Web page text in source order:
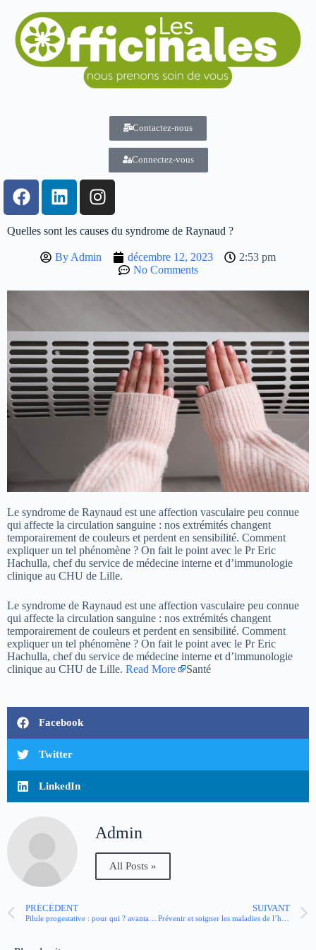
Contactez-nous
Connectez-vous
Quelles sont les causes du syndrome de Raynaud ?
By Admin décembre 12, 2023
2:53 pm
No Comments
Le syndrome de Raynaud est une affection vasculaire peu connue
qui affecte la circulation sanguine : nos extrémités changent
temporairement de couleurs et perdent en sensibilité. Comment
expliquer un tel phénomène ? On fait le point avec le Pr Eric
Hachulla, chef du service de médecine interne et d’immunologie
clinique au CHU de Lille.
Le syndrome de Raynaud est une affection vasculaire peu connue
qui affecte la circulation sanguine : nos extrémités changent
temporairement de couleurs et perdent en sensibilité. Comment
expliquer un tel phénomène ? On fait le point avec le Pr Eric
Hachulla, chef du service de médecine interne et d’immunologie
clinique au CHU de Lille. Read More Santé
Facebook
Twitter
LinkedIn
Admin
All Posts »
PRÉCÉDENT
Pilule progestative : pour qui ? avantages et inconvénients
SUIVANT
Prévenir et soigner les maladies de l’hiver